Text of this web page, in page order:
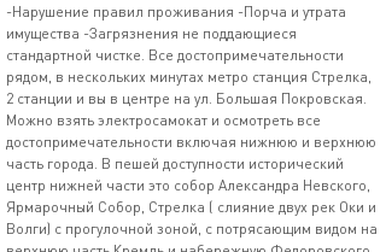
-Нарушение правил проживания -Порча и утрата
имущества -Загрязнения не поддающиеся
стандартной чистке. Все достопримечательности
рядом, в нескольких минутах метро станция Стрелка,
2 станции и вы в центре на ул. Большая Покровская.
Можно взять электросамокат и осмотреть все
достопримечательности включая нижнюю и верхнюю
часть города. В пешей доступности исторический
центр нижней части это собор Александра Невского,
Ярмарочный Собор, Стрелка ( слияние двух рек Оки и
Волги) с прогулочной зоной, с потрясающим видом на